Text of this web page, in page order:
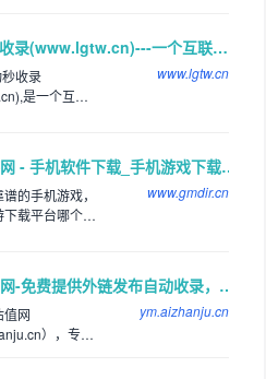
招录信息。关注
招录、考试信
考人群。
lg自动秒收录(www.lgtw.cn)---一个互联网的集合网址导航。
收录
是一个互联
综合网址，软件
影网址，新游
网址，手机网
，汽车网址，
www.lgtw.cn
巨人手游网 - 手机软件下载_手机游戏下载_好玩的手机游戏
的手机游戏，
下载平台哪个
人手游网网体
www.gmdir.cn
域名收录网-免费提供外链发布自动收录，来路自动排第一位,欢迎和本站自助交换友情链,增加网站的外链与收录。
值网
），专注
ym.aizhanju.cn